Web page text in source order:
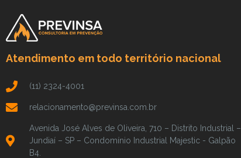
Atendimento em todo território nacional
(11) 2324-4001
relacionamento@previnsa.com.br
Avenida José Alves de Oliveira, 710 – Distrito Industrial –
Jundiaí – SP – Condomínio Industrial Majestic - Galpão
B4.